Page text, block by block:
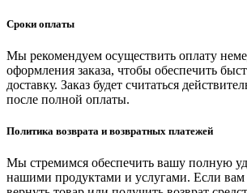
Сроки оплаты
Мы рекомендуем осуществить оплату
оформления заказа, чтобы обеспечить
доставку. Заказ будет считаться
после полной оплаты.
Политика возврата и возвратных платежей
Мы стремимся обеспечить вашу полную
нашими продуктами и услугами. Если вам